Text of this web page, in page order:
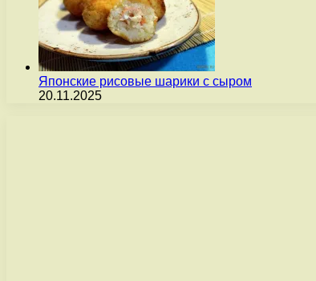
Японские рисовые шарики с сыром
20.11.2025